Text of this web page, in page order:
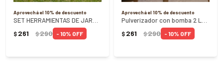
Aprovechá el 10% de descuento
$ 261 $290 10
Aprovechá el 10% de descuento
$ 261 $290 10